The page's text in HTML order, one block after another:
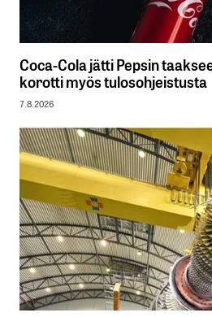
Coca-Cola jätti Pepsin
korotti myös tulosohjeistusta
7.8.2026